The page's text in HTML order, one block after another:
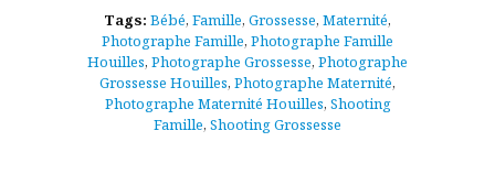
Tags: Bébé, Famille, Grossesse, Maternité,
Photographe Famille, Photographe Famille
Houilles, Photographe Grossesse, Photographe
Grossesse Houilles, Photographe Maternité,
Photographe Maternité Houilles, Shooting
Famille, Shooting Grossesse